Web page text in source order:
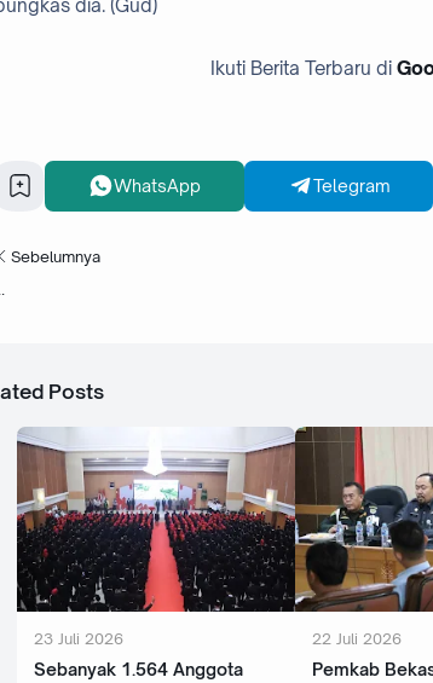
dia. (Gud)
Ikuti Berita Terbaru di
WhatsApp Telegram
Sebelumnya
Posts
23 Juli 2026
Sebanyak 1.564 Anggota
22 Juli 2026
Pemkab